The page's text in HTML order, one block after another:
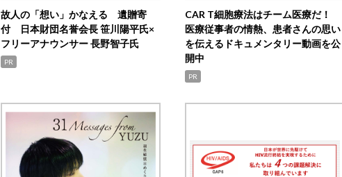
故人の「想い」かなえる 遺贈寄
付 日本財団名誉会長 笹川陽平氏×
フリーアナウンサー 長野智子氏
PR
CAR T細胞療法はチーム医療だ！
医療従事者の情熱、患者さんの思い
を伝えるドキュメンタリー動画を公
開中
PR